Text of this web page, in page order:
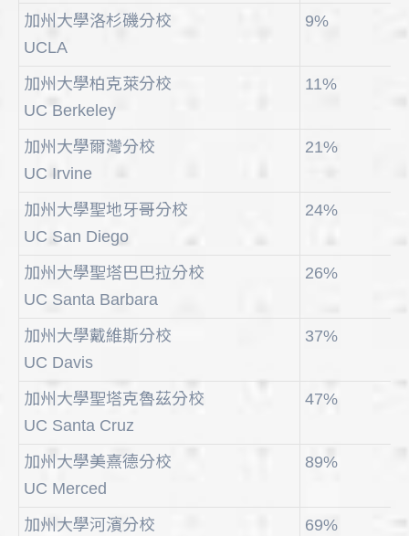
加州大學洛杉磯分校
UCLA
9%
加州大學柏克萊分校
UC Berkeley
11%
加州大學爾灣分校
UC Irvine
21%
加州大學聖地牙哥分校
UC San Diego
24%
加州大學聖塔巴巴拉分校
UC Santa Barbara
26%
加州大學戴維斯分校
UC Davis
37%
加州大學聖塔克魯茲分校
UC Santa Cruz
47%
加州大學美熹德分校
UC Merced
89%
加州大學河濱分校
69%